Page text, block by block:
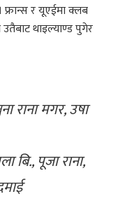
फ्रान्स र यूएईमा क्लब
थाइल्याण्ड पुगेर
राना मगर, उषा
बि., पूजा राना,